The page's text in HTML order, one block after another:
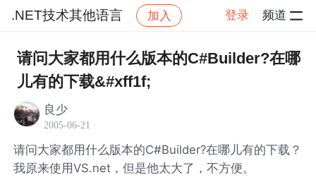
.NET技术其他语言 加入 登录 频道
社区 .NET技术其他语言 帖子详情
请问大家都用什么版本的C#Builder?在哪
儿有的下载&#xff1f;
良少
2005-06-21
请问大家都用什么版本的C#Builder?在哪儿有的下载？
我原来使用VS.net，但是他太大了，不方便。